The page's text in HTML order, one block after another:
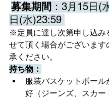
募集期間 ：3月15日(
日(水)23:59
※定員に達し次第申し込み
せて頂く場合がございます
承ください。
持ち物：
服装バスケットボール
好（ジーンズ、スカー